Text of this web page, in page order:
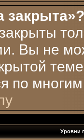
закрыта»?
Вы не
по
Уровни